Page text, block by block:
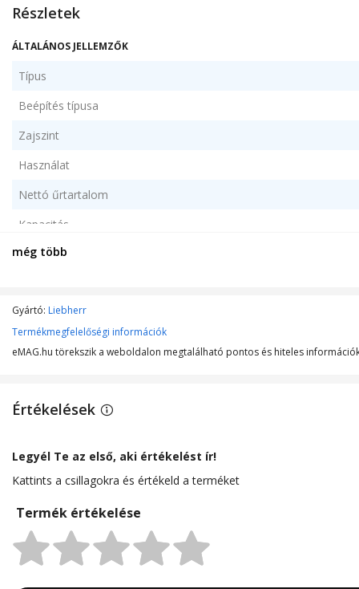
Részletek
ÁLTALÁNOS JELLEMZŐK
Típus
Beépítés típusa
Zajszint
Használat
Nettó űrtartalom
Kapacitás
Ajtók száma
Polcok anyaga
Napi energiafogyasztás
Évi energiafogyasztás
Tulajdonság
MÉRETEK
még több
Gyártó: Liebherr
Termékmegfelelőségi információk
eMAG.hu törekszik a weboldalon megtalálható pontos és hiteles
Értékelések
Legyél Te az első, aki értékelést ír!
Kattints a csillagokra és értékeld a terméket
Termék értékelése